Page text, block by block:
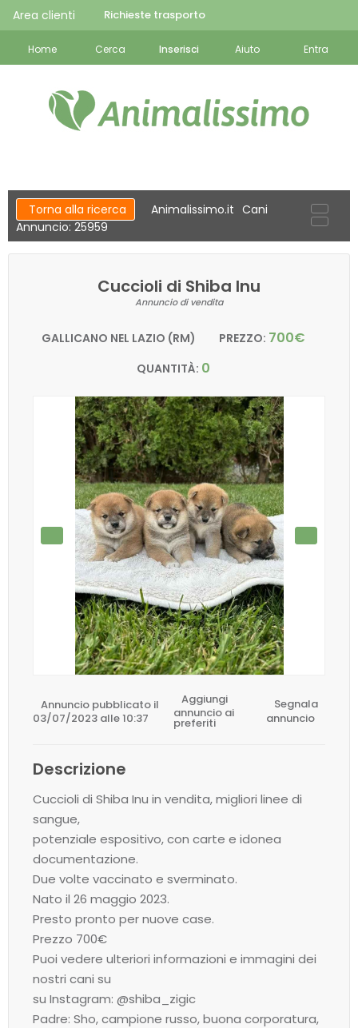
Area clienti Richieste trasporto
Home Cerca Inserisci Aiuto Entra
Torna alla ricerca Animalissimo.it Cani
Annuncio: 25959
Cuccioli di Shiba Inu
Annuncio di vendita
GALLICANO NEL LAZIO (RM) PREZZO: 700€
QUANTITÀ: 0
Annuncio pubblicato il
03/07/2023 alle 10:37
Aggiungi
annuncio ai
preferiti
Segnala
annuncio
Descrizione
Cuccioli di Shiba Inu in vendita, migliori linee di
sangue,
potenziale espositivo, con carte e idonea
documentazione.
Due volte vaccinato e sverminato.
Nato il 26 maggio 2023.
Presto pronto per nuove case.
Prezzo 700€
Puoi vedere ulteriori informazioni e immagini dei
nostri cani su
su Instagram: @shiba_zigic
Padre: Sho, campione russo, buona corporatura,